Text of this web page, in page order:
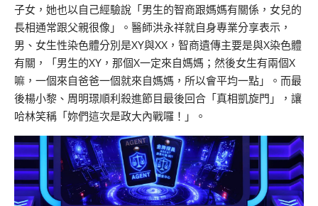
子女，她也以自己經驗說「男生的智商跟媽媽有關係，女兒的
長相通常跟父親很像」。醫師洪永祥就自身專業分享表示，
男、女生性染色體分別是XY與XX，智商遺傳主要是與X染色體
有關，「男生的XY，那個X一定來自媽媽；然後女生有兩個X
嘛，一個來自爸爸一個就來自媽媽，所以會平均一點」。而最
後楊小黎、周明璟順利殺進節目最後回合「真相凱旋門」，讓
哈林笑稱「妳們這次是政大內戰囉！」。